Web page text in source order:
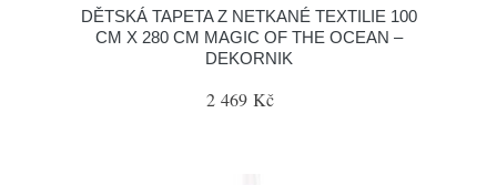
DĚTSKÁ TAPETA Z NETKANÉ TEXTILIE 100
CM X 280 CM MAGIC OF THE OCEAN –
DEKORNIK
2 469 Kč